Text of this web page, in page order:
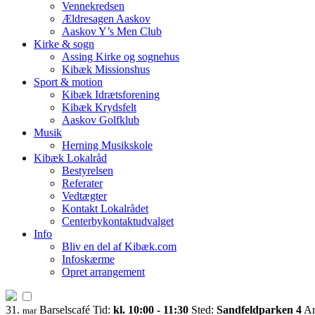
Vennekredsen
Ældresagen Aaskov
Aaskov Y’s Men Club
Kirke & sogn
Assing Kirke og sognehus
Kibæk Missionshus
Sport & motion
Kibæk Idrætsforening
Kibæk Krydsfelt
Aaskov Golfklub
Musik
Herning Musikskole
Kibæk Lokalråd
Bestyrelsen
Referater
Vedtægter
Kontakt Lokalrådet
Centerbykontaktudvalget
Info
Bliv en del af Kibæk.com
Infoskærme
Opret arrangement
31. mar Barselscafé Tid: kl. 10:00 - 11:30 Sted: Sandfeldparken 4